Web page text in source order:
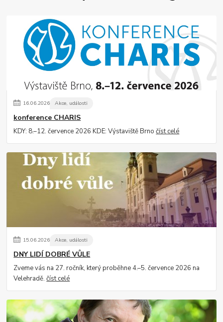
16.06.2026 Akce, události
konference CHARIS
KDY: 8.–12. července 2026 KDE: Výstaviště Brnočíst celé
15.06.2026 Akce, události
DNY LIDÍ DOBRÉ VŮLE
Zveme vás na 27. ročník, který proběhne 4.–5. července 2026 na
Velehradě.číst celé